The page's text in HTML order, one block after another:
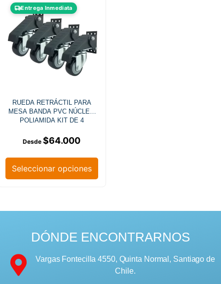
Entrega Inmediata
RUEDA RETRÁCTIL PARA
MESA BANDA PVC NÚCLEO
POLIAMIDA KIT DE 4
$64.000
Seleccionar opciones
DÓNDE ENCONTRARNOS
Vargas Fontecilla 4550, Quinta Normal, Santiago de
Chile.